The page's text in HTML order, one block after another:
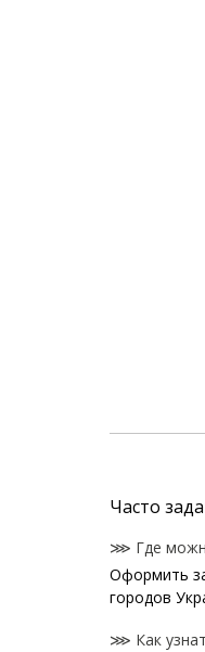
Часто
⋙ Где
Оформить
городов
⋙ Как